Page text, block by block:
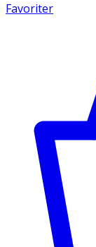
Favoriter